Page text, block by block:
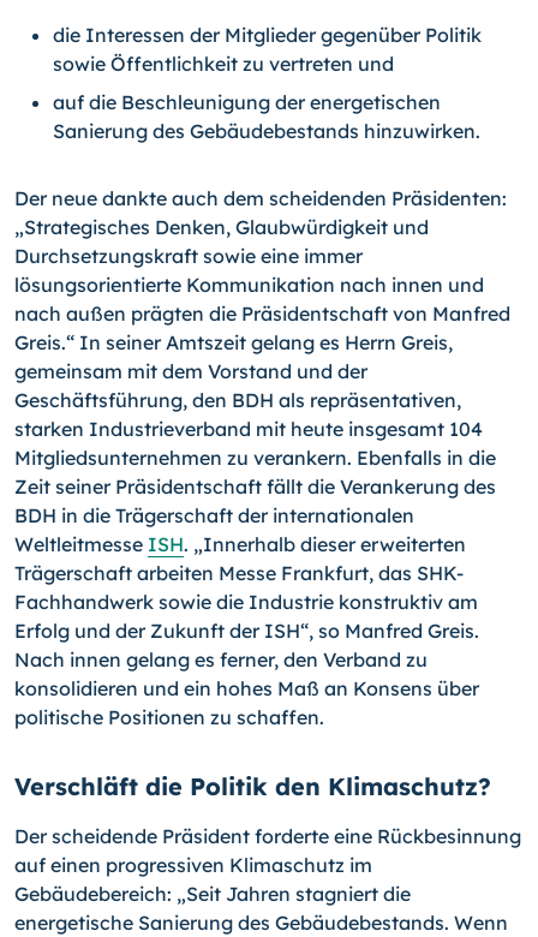
die Interessen der Mitglieder gegenüber Politik
sowie Öffentlichkeit zu vertreten und
auf die Beschleunigung der energetischen
Sanierung des Gebäudebestands hinzuwirken.
Der neue dankte auch dem scheidenden Präsidenten:
„Strategisches Denken, Glaubwürdigkeit und
Durchsetzungskraft sowie eine immer
lösungsorientierte Kommunikation nach innen und
nach außen prägten die Präsidentschaft von Manfred
Greis.“ In seiner Amtszeit gelang es Herrn Greis,
gemeinsam mit dem Vorstand und der
Geschäftsführung, den BDH als repräsentativen,
starken Industrieverband mit heute insgesamt 104
Mitgliedsunternehmen zu verankern. Ebenfalls in die
Zeit seiner Präsidentschaft fällt die Verankerung des
BDH in die Trägerschaft der internationalen
Weltleitmesse ISH. „Innerhalb dieser erweiterten
Trägerschaft arbeiten Messe Frankfurt, das SHK-
Fachhandwerk sowie die Industrie konstruktiv am
Erfolg und der Zukunft der ISH“, so Manfred Greis.
Nach innen gelang es ferner, den Verband zu
konsolidieren und ein hohes Maß an Konsens über
politische Positionen zu schaffen.
Verschläft die Politik den Klimaschutz?
Der scheidende Präsident forderte eine Rückbesinnung
auf einen progressiven Klimaschutz im
Gebäudebereich: „Seit Jahren stagniert die
energetische Sanierung des Gebäudebestands. Wenn